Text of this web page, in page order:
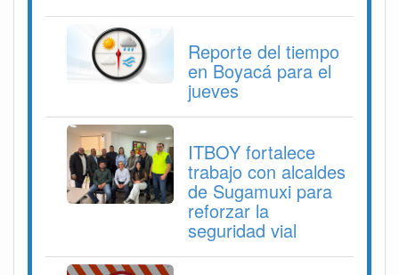
Reporte del tiempo
en Boyacá para el
jueves
ITBOY fortalece
trabajo con alcaldes
de Sugamuxi para
reforzar la
seguridad vial